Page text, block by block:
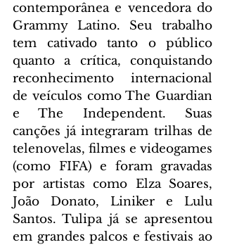
contemporânea e vencedora do
Grammy Latino. Seu trabalho
tem cativado tanto o público
quanto a crítica, conquistando
reconhecimento internacional
de veículos como The Guardian
e The Independent. Suas
canções já integraram trilhas de
telenovelas, filmes e videogames
(como FIFA) e foram gravadas
por artistas como Elza Soares,
João Donato, Liniker e Lulu
Santos. Tulipa já se apresentou
em grandes palcos e festivais ao